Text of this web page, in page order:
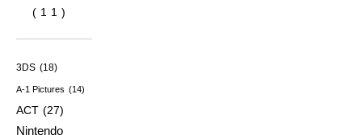
(11)
3DS (18)
A-1 Pictures (14)
ACT (27)
Nintendo